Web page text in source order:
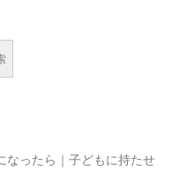
なったら｜子どもに持たせ